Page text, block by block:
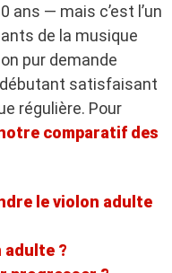
ans — mais c’est l’un
de la musique
pur demande
satisfaisant
régulière. Pour
comparatif des
le violon adulte
adulte ?